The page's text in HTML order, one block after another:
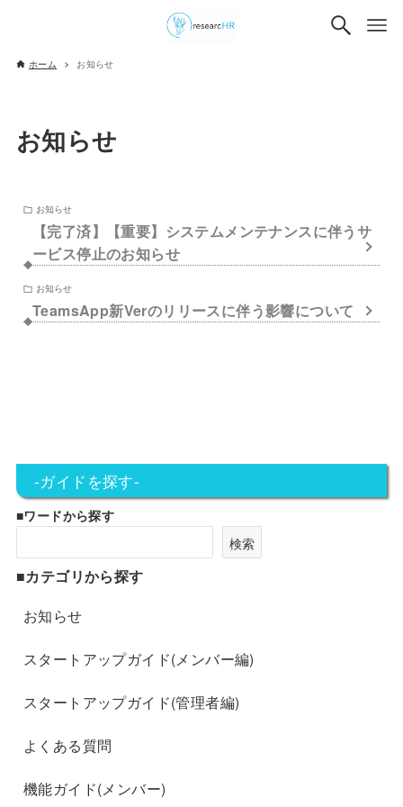
ホーム お知らせ
お知らせ
お知らせ
【完了済】【重要】システムメンテナンスに伴うサ
ービス停止のお知らせ
お知らせ
TeamsApp新Verのリリースに伴う影響について
-ガイドを探す-
■ワードから探す
検索
■カテゴリから探す
お知らせ
スタートアップガイド(メンバー編)
スタートアップガイド(管理者編)
よくある質問
機能ガイド(メンバー)